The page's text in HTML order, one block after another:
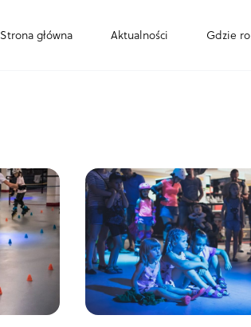
Strona główna Aktualności Gdzie